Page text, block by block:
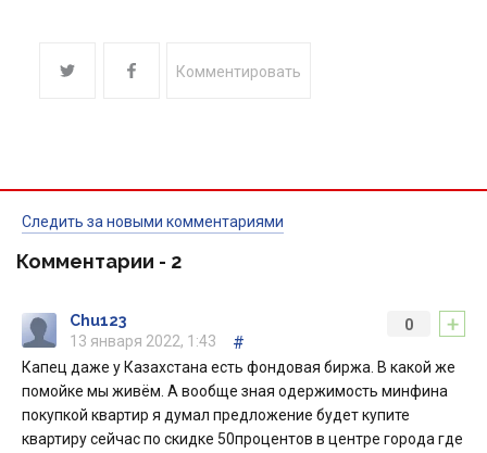
Комментировать
Следить за новыми комментариями
Комментарии - 2
+
0
Chu123
13 января 2022, 1:43
#
Капец даже у Казахстана есть фондовая биржа. В какой же
помойке мы живём. А вообще зная одержимость минфина
покупкой квартир я думал предложение будет купите
квартиру сейчас по скидке 50процентов в центре города где